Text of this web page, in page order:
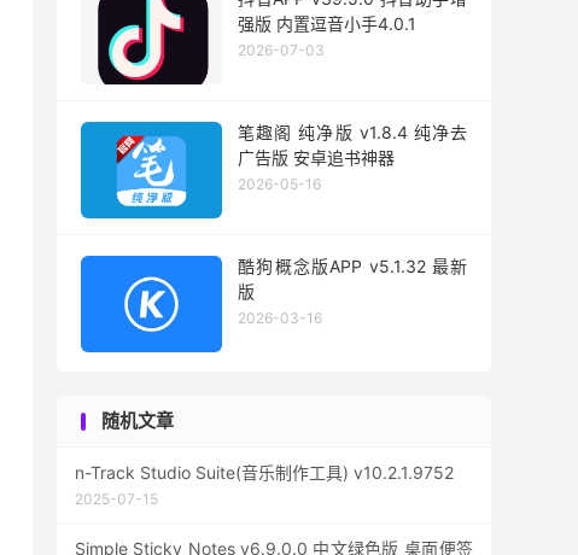
强版 内置逗音小手4.0.1
2026-07-03
笔趣阁 纯净版 v1.8.4 纯净去
广告版 安卓追书神器
2026-05-16
酷狗概念版APP v5.1.32 最新
版
2026-03-16
随机文章
n-Track Studio Suite(音乐制作工具) v10.2.1.9752
2025-07-15
Simple Sticky Notes v6.9.0.0 中文绿色版 桌面便签